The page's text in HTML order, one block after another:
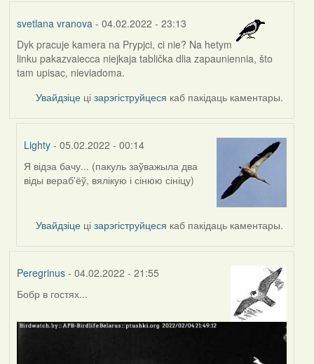
svetlana vranova- 04.02.2022 - 23:13
Dyk pracuje kamera na Prypjci, ci nie? Na hetym
linku pakazvaiecca niejkaja tablička dlia zapauniennia, što
tam upisac, nieviadoma.
Увайдзіце цізарэгіструйцеся каб пакідаць каментары.
Lighty - 05.02.2022 - 00:14
In
reply
svetlana
vranova
Я відэа бачу... (пакуль заўважыла два
віды вераб'ёў, вялікую і сінюю сініцу)
Увайдзіце цізарэгіструйцеся каб пакідаць каментары.
Peregrinus- 04.02.2022 - 21:55
Бобр в гостях...